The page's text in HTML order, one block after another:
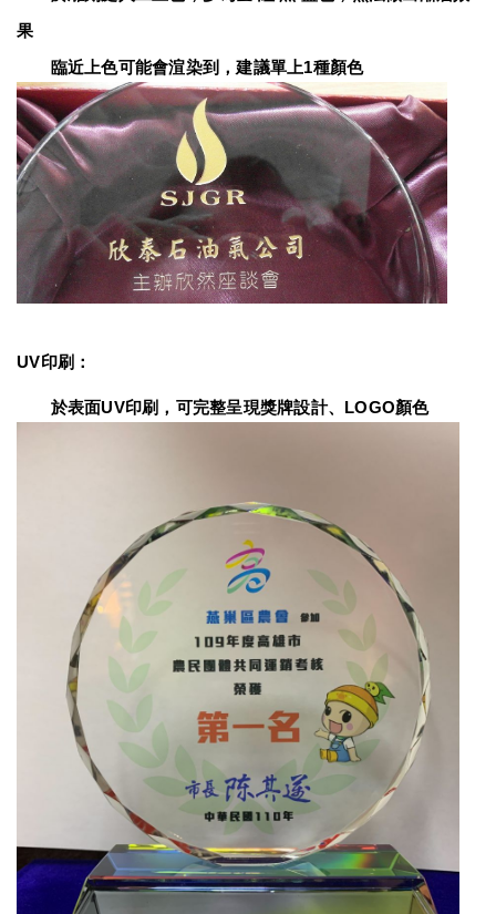
果
臨近上色可能會渲染到，建議單上1種顏色
UV印刷：
於表面UV印刷，可完整呈現獎牌設計、LOGO顏色